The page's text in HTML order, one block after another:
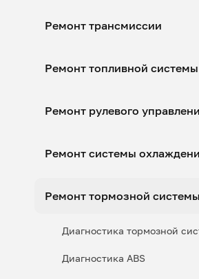
Ремонт трансмиссии
Ремонт топливной системы
Ремонт рулевого
Ремонт системы
Ремонт тормозной системы
Диагностика тормозной
Диагностика ABS